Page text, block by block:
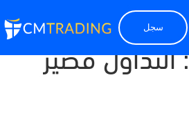
سجل
التداول قصير